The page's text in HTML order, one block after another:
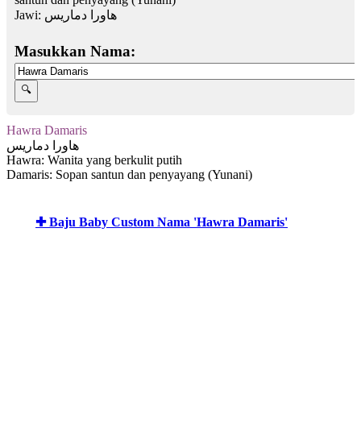
Jawi: هاورا دماريس
Masukkan Nama:
Hawra Damaris
هاورا دماريس
Hawra: Wanita yang berkulit putih
Damaris: Sopan santun dan penyayang (Yunani)
✚ Baju Baby Custom Nama 'Hawra Damaris'